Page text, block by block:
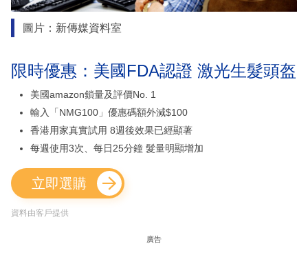
圖片：新傳媒資料室
限時優惠：美國FDA認證 激光生髮頭盔
美國amazon鎖量及評價No. 1
輸入「NMG100」優惠碼額外減$100
香港用家真實試用 8週後效果已經顯著
每週使用3次、每日25分鐘 髮量明顯增加
立即選購
資料由客戶提供
廣告